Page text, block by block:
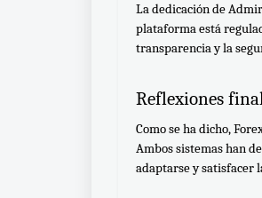
La dedicación de
plataforma está
transparencia y la
Reflexiones
Como se ha dicho,
Ambos sistemas han
adaptarse y satisfacer